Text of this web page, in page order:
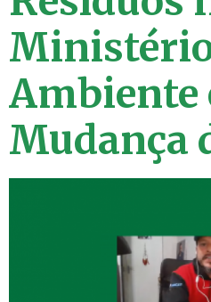
Ambiente
Mudança